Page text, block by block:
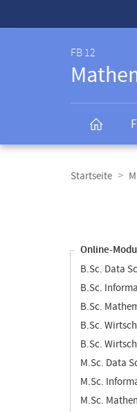
FB 12
Navigation
Startseite
Online-
B.Sc. Data
B.Sc.
B.Sc.
B.Sc.
B.Sc.
M.Sc. Data
M.Sc.
M.Sc.